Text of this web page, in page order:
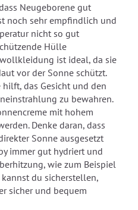
Neugeborene gut
noch sehr empfindlich und
nicht so gut
Hülle
ist ideal, da sie
vor der Sonne schützt.
das Gesicht und den
zu bewahren.
mit hohem
Denke daran, dass
Sonne ausgesetzt
immer gut hydriert und
wie zum Beispiel
du sicherstellen,
sicher und bequem